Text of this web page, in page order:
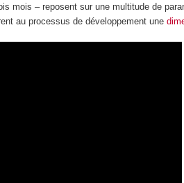
mois – reposent sur une multitude de
au processus de développement une